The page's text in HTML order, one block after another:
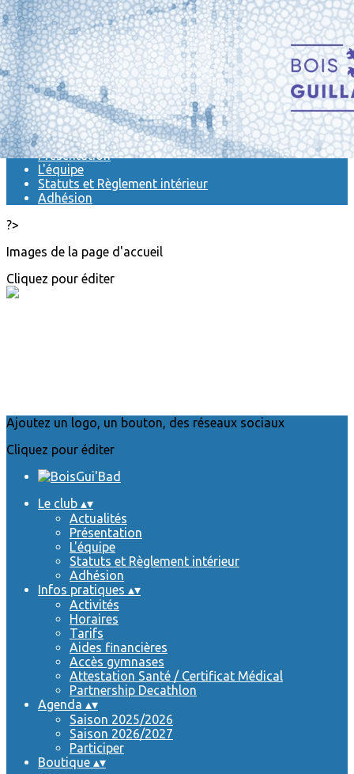
Exporter les lignes sélectionnées
Exporter toutes les colonnes
Exporter uniquement les colonnes affichées
Menu
<
>
Actualités
Présentation
L'équipe
Statuts et Règlement intérieur
Adhésion
?>
Images de la page d'accueil
Cliquez pour éditer
Ajoutez un logo, un bouton, des réseaux sociaux
Cliquez pour éditer
Le club ▴▾
Actualités
Présentation
L'équipe
Statuts et Règlement intérieur
Adhésion
Infos pratiques ▴▾
Activités
Horaires
Tarifs
Aides financières
Accès gymnases
Attestation Santé / Certificat Médical
Partnership Decathlon
Agenda ▴▾
Saison 2025/2026
Saison 2026/2027
Participer
Boutique ▴▾